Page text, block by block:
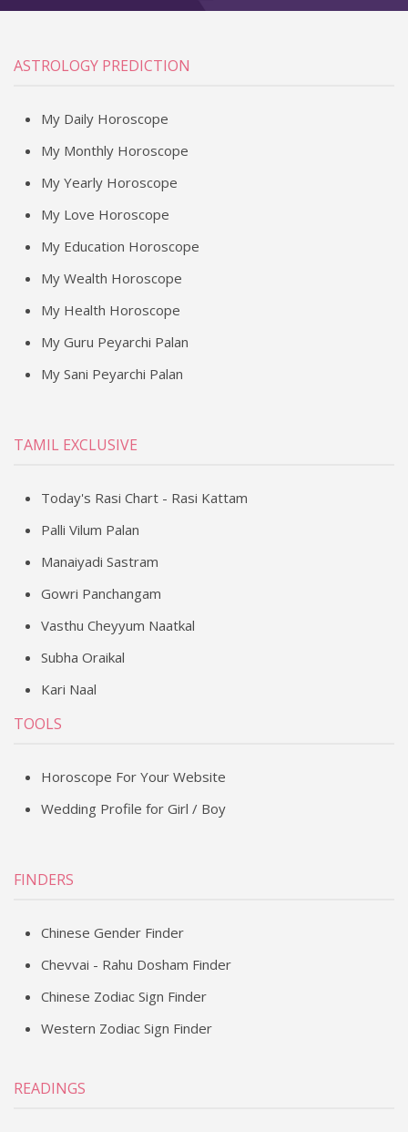
ASTROLOGY PREDICTION
My Daily Horoscope
My Monthly Horoscope
My Yearly Horoscope
My Love Horoscope
My Education Horoscope
My Wealth Horoscope
My Health Horoscope
My Guru Peyarchi Palan
My Sani Peyarchi Palan
TAMIL EXCLUSIVE
Today's Rasi Chart - Rasi Kattam
Palli Vilum Palan
Manaiyadi Sastram
Gowri Panchangam
Vasthu Cheyyum Naatkal
Subha Oraikal
Kari Naal
TOOLS
Horoscope For Your Website
Wedding Profile for Girl / Boy
FINDERS
Chinese Gender Finder
Chevvai - Rahu Dosham Finder
Chinese Zodiac Sign Finder
Western Zodiac Sign Finder
READINGS